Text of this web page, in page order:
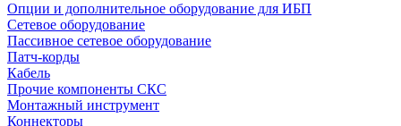
Опции и дополнительное оборудование для ИБП
Сетевое оборудование
Пассивное сетевое оборудование
Патч-корды
Кабель
Прочие компоненты СКС
Монтажный инструмент
Коннекторы